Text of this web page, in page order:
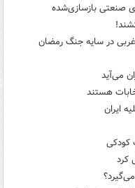
صنعتی بازسازی‌شده
غربی در سایه جنگ رمضان
می‌آید
ایران
کودکی
کرد
می‌گیرد؟